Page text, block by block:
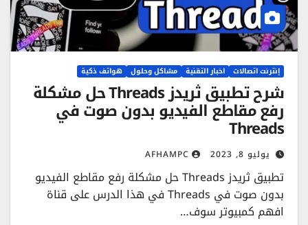
إنترنت اتصالات اخبار التقنية مشاكل وحلول هواتف ذكية
شرح تطبيق ثريدز Threads حل مشكلة
رفع مقاطع الفيديو بدون صوت في
Threads
يوليو 8, 2023 AFHAMPC
تطبيق ثريدز Threads حل مشكلة رفع مقاطع الفيديو
بدون صوت في Threads في هذا الدرس على قناة
افهم كمبيوتر سوف…